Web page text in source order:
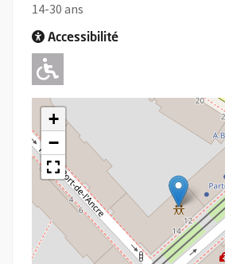
14-30 ans
Accessibilité
Adapté pour
+
−